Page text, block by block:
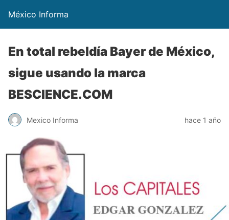
México Informa
En total rebeldía Bayer de México,
sigue usando la marca
BESCIENCE.COM
Mexico Informa hace 1 año